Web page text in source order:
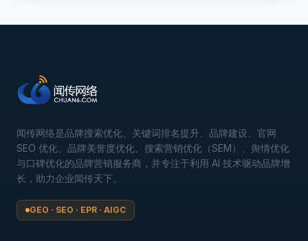
闻传网络是品牌搜索优化、关键词排名提升、品牌建设、官网
SEO 优化、品牌美誉度优化、搜索营销优化（SEM）、舆情优化
与口碑优化的品牌营销服务商，并专注于利用 AI 技术驱动品牌增
长，助力企业闻传天下。
GEO · SEO · EPR · AIGC